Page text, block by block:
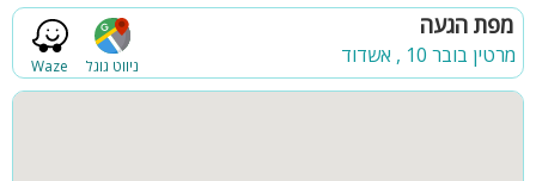
קהל יעד
החצר בטיילת מתאימה למגוון של אירועים החל מיום הולדת ומסיבת
רווקות ועד בת מצווה בר מצווה וימי גיבוש וחברה. האירוח במתחם עד
35 איש.
קבוצות גדולות למסיבות
Waze ניווט גוגל
מפת הגעה
מרטין בובר 10 , אשדוד